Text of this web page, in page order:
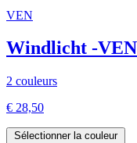
VEN
Windlicht -
2 couleurs
€ 28,50
Sélectionner la couleur